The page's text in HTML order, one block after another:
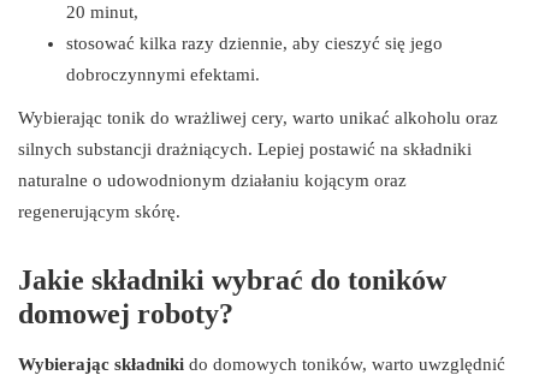
20 minut,
stosować kilka razy dziennie, aby cieszyć się jego
dobroczynnymi efektami.
Wybierając tonik do wrażliwej cery, warto unikać alkoholu oraz
silnych substancji drażniących. Lepiej postawić na składniki
naturalne o udowodnionym działaniu kojącym oraz
regenerującym skórę.
Jakie składniki wybrać do toników
domowej roboty?
Wybierając składniki do domowych toników, warto uwzględnić